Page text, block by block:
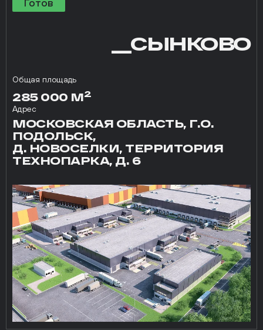
Готов
__СЫНКОВО
Общая площадь
285 000 М2
Адрес
МОСКОВСКАЯ ОБЛАСТЬ, Г.О.
ПОДОЛЬСК,
Д. НОВОСЕЛКИ, ТЕРРИТОРИЯ
ТЕХНОПАРКА, Д. 6